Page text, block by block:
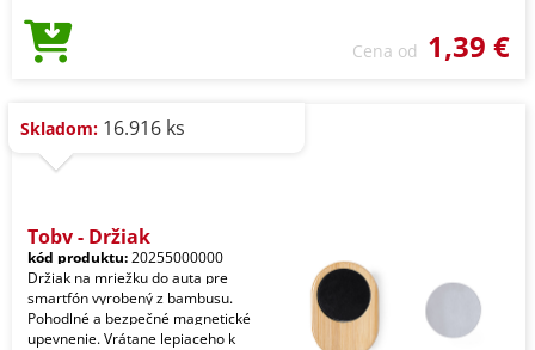
Cena od 1,39 €
Skladom: 16.916 ks
Toby - Držiak
kód produktu:20255000000
Držiak na mriežku do auta pre
smartfón vyrobený z bambusu.
Pohodlné a bezpečné magnetické
upevnenie. Vrátane lepiaceho k